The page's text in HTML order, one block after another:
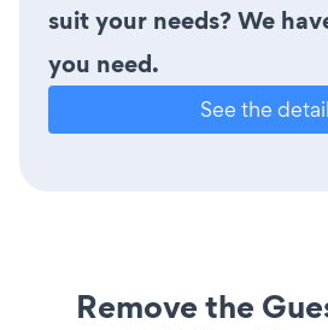
suit your needs? We
you need.
See the
Remove the